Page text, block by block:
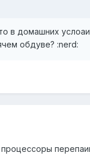
в домашних
обдуве? :nerd: